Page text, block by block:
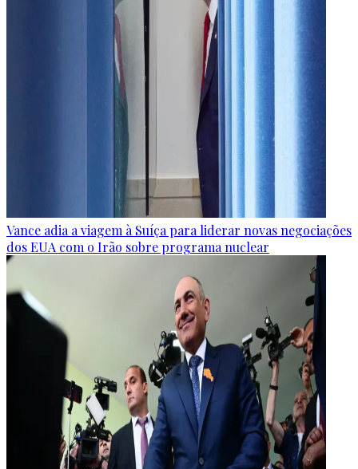
Vance adia a viagem à Suíça para liderar novas negociações
dos EUA com o Irão sobre programa nuclear